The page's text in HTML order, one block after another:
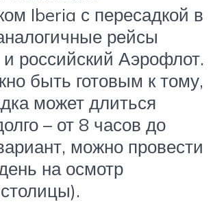
Iberia с пересадкой в
рейсы
российский Аэрофлот.
быть готовым к тому,
может длиться
– от 8 часов до
можно провести
на осмотр